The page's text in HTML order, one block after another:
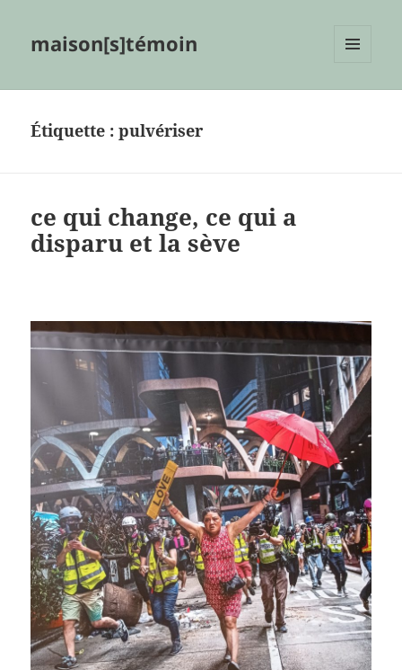
maison[s]témoin
Étiquette :pulvériser
ce qui change, ce qui a
disparu et la sève